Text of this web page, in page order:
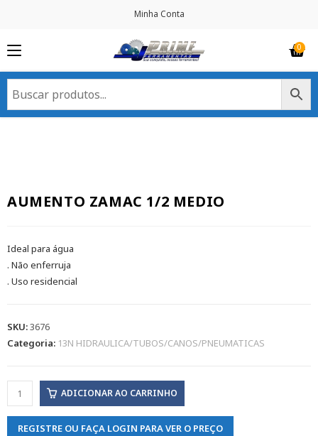
Minha Conta
AUMENTO ZAMAC 1/2 MEDIO
Ideal para água
. Não enferruja
. Uso residencial
SKU:3676
Categoria: 13N HIDRAULICA/TUBOS/CANOS/PNEUMATICAS
ADICIONAR AO CARRINHO
REGISTRE OU FAÇA LOGIN PARA VER O PREÇO